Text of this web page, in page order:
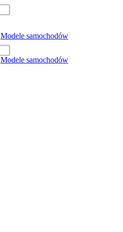
Modele samochodów
Modele samochodów